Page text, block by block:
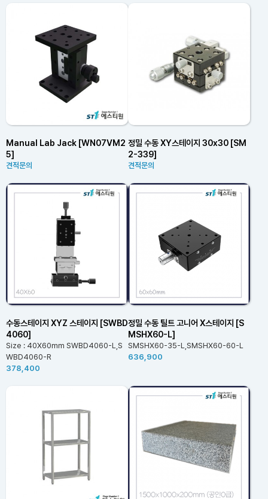
Manual Lab Jack [WN07VM2
5]
견적문의
정밀 수동 XY스테이지 30x30 [SM
2-339]
견적문의
수동스테이지 XYZ 스테이지 [SWBD
4060]
Size : 40X60mm SWBD4060-L,S
WBD4060-R
378,400
정밀 수동 틸트 고니어 X스테이지 [S
MSHX60-L]
SMSHX60-35-L,SMSHX60-60-L
636,900